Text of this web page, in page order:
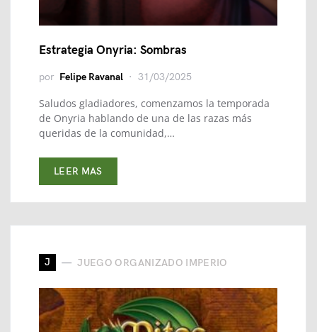
Estrategia Onyria: Sombras
por Felipe Ravanal 31/03/2025
Saludos gladiadores, comenzamos la temporada
de Onyria hablando de una de las razas más
queridas de la comunidad,…
LEER MAS
J JUEGO ORGANIZADO IMPERIO